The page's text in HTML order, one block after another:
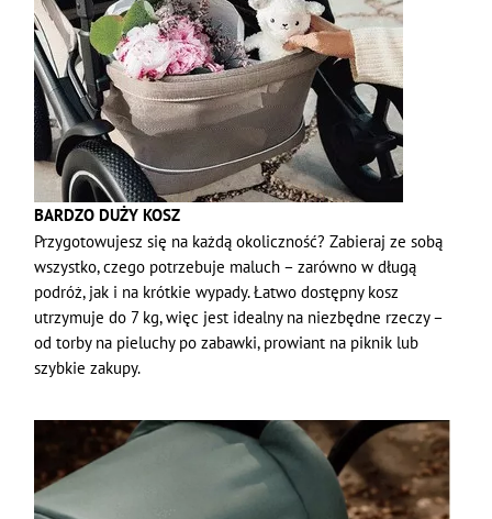
BARDZO DUŻY KOSZ
Przygotowujesz się na każdą okoliczność? Zabieraj ze sobą
wszystko, czego potrzebuje maluch – zarówno w długą
podróż, jak i na krótkie wypady. Łatwo dostępny kosz
utrzymuje do 7 kg, więc jest idealny na niezbędne rzeczy –
od torby na pieluchy po zabawki, prowiant na piknik lub
szybkie zakupy.